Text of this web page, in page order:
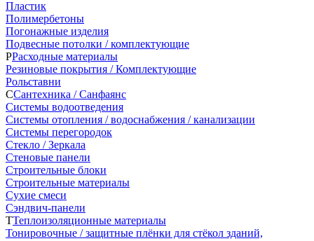
Пластик
Полимербетоны
Погонажные изделия
Подвесные потолки / комплектующие
РРасходные материалы
Резиновые покрытия / Комплектующие
Рольставни
ССантехника / Санфаянс
Системы водоотведения
Системы отопления / водоснабжения / канализации
Системы перегородок
Стекло / Зеркала
Стеновые панели
Строительные блоки
Строительные материалы
Сухие смеси
Сэндвич-панели
ТТеплоизоляционные материалы
Тонировочные / защитные плёнки для стёкол зданий,